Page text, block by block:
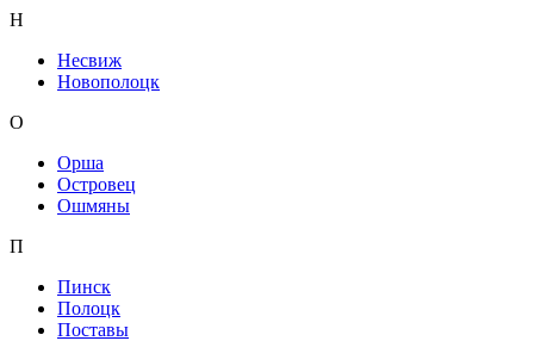
Н
Несвиж
Новополоцк
О
Орша
Островец
Ошмяны
П
Пинск
Полоцк
Поставы